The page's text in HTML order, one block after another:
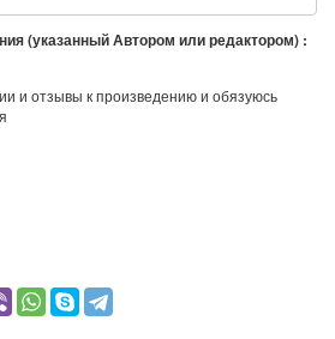
(указанный Автором или редактором) :
и отзывы к произведению и обязуюсь